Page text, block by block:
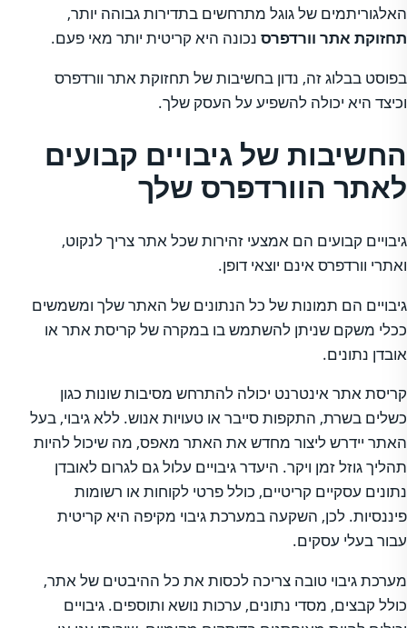
האלגוריתמים של גוגל מתרחשים בתדירות גבוהה יותר,
תחזוקת אתר וורדפרס נכונה היא קריטית יותר מאי פעם.
בפוסט בבלוג זה, נדון בחשיבות של תחזוקת אתר וורדפרס
וכיצד היא יכולה להשפיע על העסק שלך.
החשיבות של גיבויים קבועים
לאתר הוורדפרס שלך
גיבויים קבועים הם אמצעי זהירות שכל אתר צריך לנקוט,
ואתרי וורדפרס אינם יוצאי דופן.
גיבויים הם תמונות של כל הנתונים של האתר שלך ומשמשים
ככלי משקם שניתן להשתמש בו במקרה של קריסת אתר או
אובדן נתונים.
קריסת אתר אינטרנט יכולה להתרחש מסיבות שונות כגון
כשלים בשרת, התקפות סייבר או טעויות אנוש. ללא גיבוי, בעל
האתר יידרש ליצור מחדש את האתר מאפס, מה שיכול להיות
תהליך גוזל זמן ויקר. היעדר גיבויים עלול גם לגרום לאובדן
נתונים עסקיים קריטיים, כולל פרטי לקוחות או רשומות
פיננסיות. לכן, השקעה במערכת גיבוי מקיפה היא קריטית
עבור בעלי עסקים.
מערכת גיבוי טובה צריכה לכסות את כל ההיבטים של אתר,
כולל קבצים, מסדי נתונים, ערכות נושא ותוספים. גיבויים